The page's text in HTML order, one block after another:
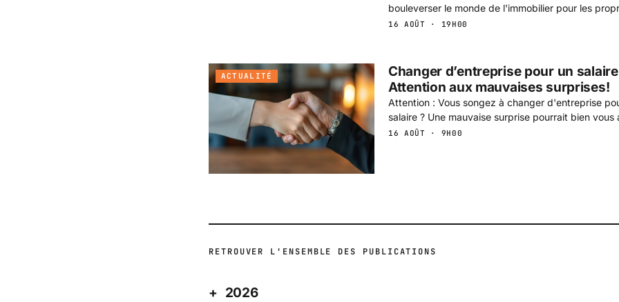
bouleverser le monde de l'immobilier pour les
16 AOÛT · 19H00
ACTUALITÉ
Changer d’entreprise pour un
Attention aux mauvaises surprises!
Attention : Vous songez à changer d'entreprise
salaire ? Une mauvaise surprise pourrait bien
16 AOÛT · 9H00
RETROUVER L'ENSEMBLE DES PUBLICATIONS
2026